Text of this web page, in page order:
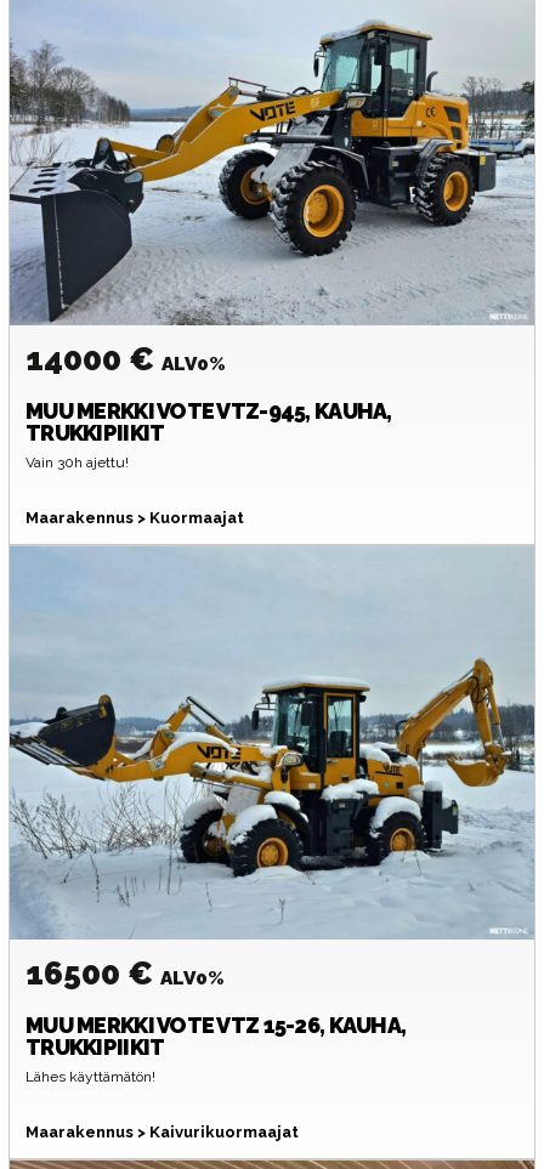
14000 € ALV0%
MUU MERKKIVOTE VTZ-945, KAUHA,
TRUKKIPIIKIT
Vain 30h ajettu!
Maarakennus > Kuormaajat
16500 € ALV0%
MUU MERKKIVOTE VTZ 15-26, KAUHA,
TRUKKIPIIKIT
Lähes käyttämätön!
Maarakennus > Kaivurikuormaajat